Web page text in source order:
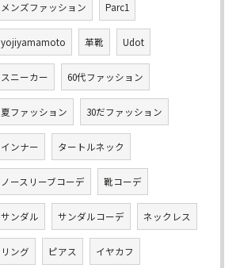
メンズファッション Parc1
yojiyamamoto 革靴 Udot
スニーカー 60代ファッション
夏ファッション 30だファッション
インナー タートルネック
ノースリーブコーデ 靴コーデ
サンダル サンダルコーデ ネックレス
リング ピアス イヤカフ